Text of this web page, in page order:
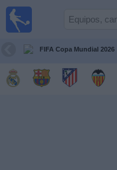
FIFA Copa Mundial 2026
Guía de
Televisados